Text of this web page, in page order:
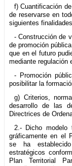
f) Cuantificación
de reservarse en
siguientes
- Construcción de
de promoción
que en el futuro
mediante regulación
- Promoción
posibilitar la
g) Criterios,
desarrollo de las
Directrices de
2.- Dicho modelo
gráficamente en el
se ha
estratégicos
Plan Territorial